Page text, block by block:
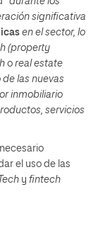
significativa
en el sector, lo
(property
o real estate
las nuevas
inmobiliario
servicios
el uso de las
y fintech